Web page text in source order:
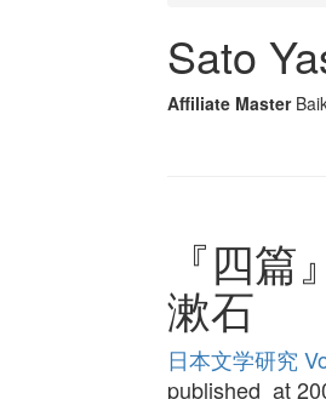
Sato
Affiliate Master
『四
漱石
日本文学研究
published_at